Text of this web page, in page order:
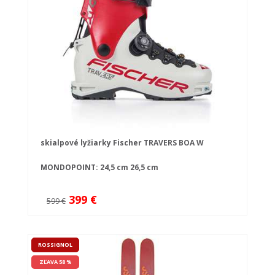
skialpové lyžiarky Fischer TRAVERS BOA W
MONDOPOINT: 24,5 cm 26,5 cm
599 € 399 €
ROSSIGNOL
ZĽAVA 58 %